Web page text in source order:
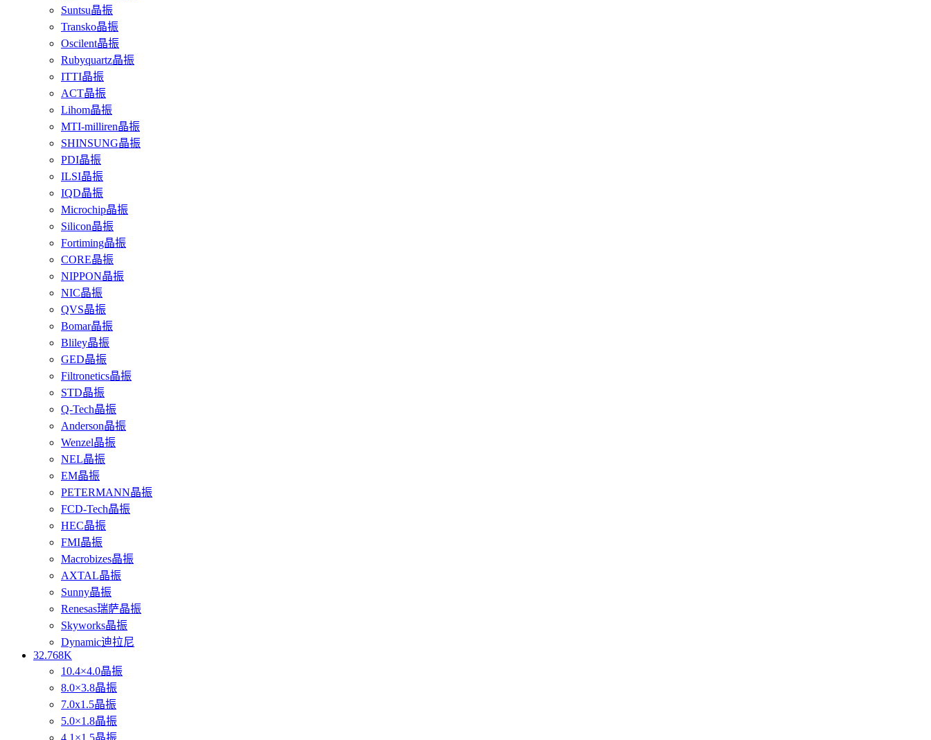
Suntsu晶振
Transko晶振
Oscilent晶振
Rubyquartz晶振
ITTI晶振
ACT晶振
Lihom晶振
MTI-milliren晶振
SHINSUNG晶振
PDI晶振
ILSI晶振
IQD晶振
Microchip晶振
Silicon晶振
Fortiming晶振
CORE晶振
NIPPON晶振
NIC晶振
QVS晶振
Bomar晶振
Bliley晶振
GED晶振
Filtronetics晶振
STD晶振
Q-Tech晶振
Anderson晶振
Wenzel晶振
NEL晶振
EM晶振
PETERMANN晶振
FCD-Tech晶振
HEC晶振
FMI晶振
Macrobizes晶振
AXTAL晶振
Sunny晶振
Renesas瑞萨晶振
Skyworks晶振
Dynamic迪拉尼
32.768K
10.4×4.0晶振
8.0×3.8晶振
7.0x1.5晶振
5.0×1.8晶振
4.1×1.5晶振